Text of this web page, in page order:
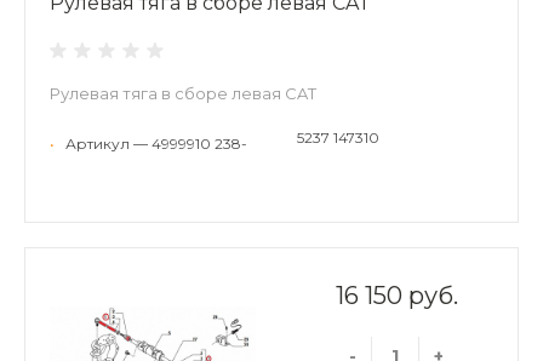
Рулевая тяга в сборе левая CAT
• Артикул — 4999910 238- 5237 147310
16 150 руб.
- +